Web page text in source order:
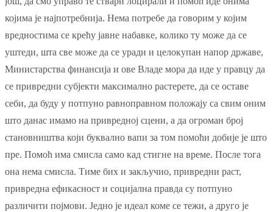
којима је најпотребнија. Нема потребе да говорим у којим
вредностима се крећу јавне набавке, колико ту може да се
уштеди, шта све може да се уради и целокупан напор државе,
Министарства финансија и ове Владе мора да иде у правцу да
се привредни субјекти максимално растерете, да се оставе
себи, да буду у потпуно равноправном положају са свим оним
што данас имамо на привредној сцени, а да огроман број
становништва који буквално вапи за том помоћи добије је што
пре. Помоћ има смисла само кад стигне на време. После тога
она нема смисла. Тиме бих и закључио, привредни раст,
привредна ефикасност и социјална правда су потпуно
различити појмови. Једно је идеал коме се тежи, а друго је